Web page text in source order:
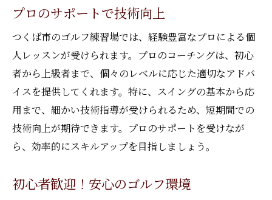
プロのサポートで技術向上
つくば市のゴルフ練習場では、経験豊富なプロによる個
人レッスンが受けられます。プロのコーチングは、初心
者から上級者まで、個々のレベルに応じた適切なアドバ
イスを提供してくれます。特に、スイングの基本から応
用まで、細かい技術指導が受けられるため、短期間での
技術向上が期待できます。プロのサポートを受けなが
ら、効率的にスキルアップを目指しましょう。
初心者歓迎！安心のゴルフ環境